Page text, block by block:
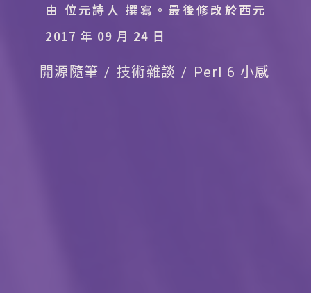
由 位元詩人 撰寫。 最後修改於西元
2017 年 09 月 24 日
開源隨筆 技術雜談 Perl 6 小感